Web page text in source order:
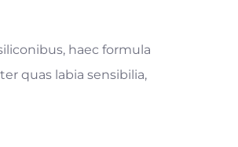
haec formula
quas labia sensibilia,